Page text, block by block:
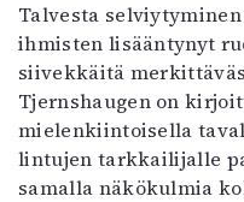
Talvesta
ihmisten lisääntynyt
siivekkäitä
Tjernshaugen on
mielenkiintoisella
lintujen tarkkailijalle
samalla näkökulmia